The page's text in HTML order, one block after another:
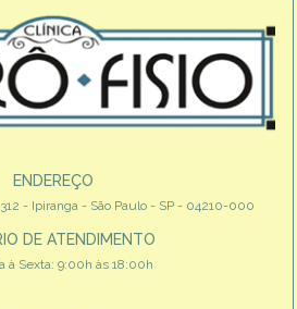
ENDEREÇO
- Ipiranga - São Paulo - SP - 04210-000
DE ATENDIMENTO
à Sexta: 9:00h às 18:00h